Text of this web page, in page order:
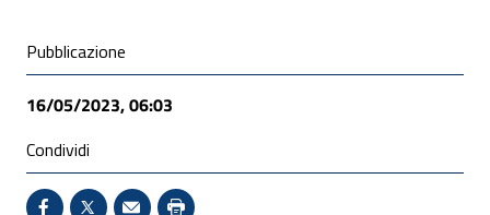
Condivisione social
Pubblicazione
16/05/2023, 06:03
Condividi